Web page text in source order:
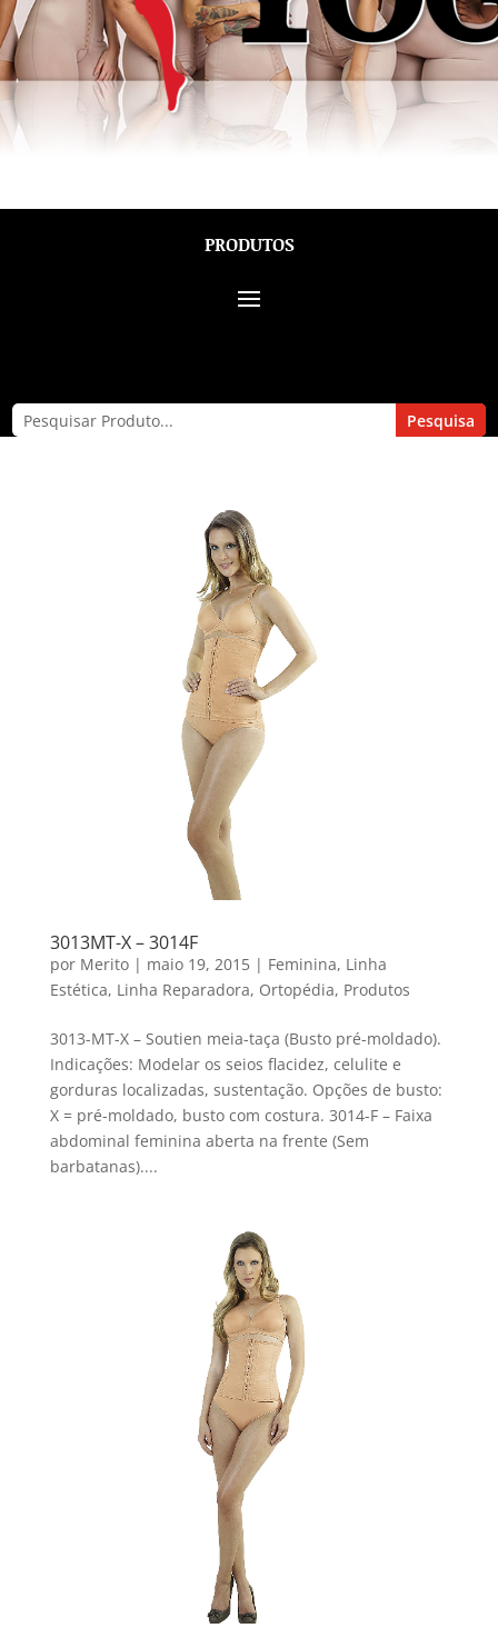
PRODUTOS
3013MT-X – 3014F
por Merito| maio 19, 2015| Feminina, Linha
Estética, Linha Reparadora, Ortopédia, Produtos
3013-MT-X – Soutien meia-taça (Busto pré-moldado).
Indicações: Modelar os seios flacidez, celulite e
gorduras localizadas, sustentação. Opções de busto:
X = pré-moldado, busto com costura. 3014-F – Faixa
abdominal feminina aberta na frente (Sem
barbatanas)....